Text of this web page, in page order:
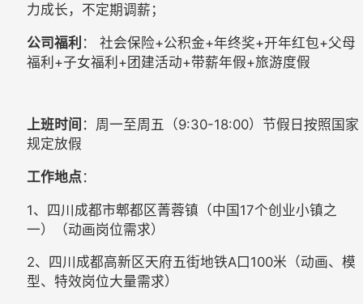
力成长，不定期调薪；
公司福利 ： 社会保险+公积金+年终奖+开年红包+父母
福利+子女福利+团建活动+带薪年假+旅游度假
上班时间 ：周一至周五（9:30-18:00）节假日按照国家
规定放假
工作地点 ：
1、四川成都市郫都区菁蓉镇（中国17个创业小镇之
一）（动画岗位需求）
2、四川成都高新区天府五街地铁A口100米（动画、模
型、特效岗位大量需求）